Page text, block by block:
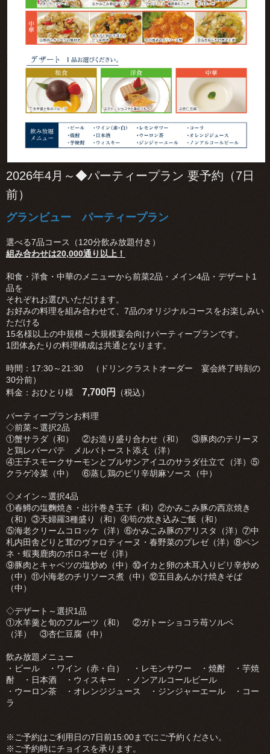
2026年4月～◆パーティープラン 要予約（7日
前）
グランビュー パーティープラン
選べる7品コース（120分飲み放題付き）
組み合わせは20,000通り以上！
和食・洋食・中華のメニューから前菜2品・メイン4品・デザート1
品を
それぞれお選びいただけます。
お好みの料理を組み合わせて、7品のオリジナルコースをお楽しみい
ただける
15名様以上の中規模～大規模宴会向けパーティープランです。
1団体あたりの料理構成は共通となります。
時間：17:30～21:30 （ドリンクラストオーダー 宴会終了時刻の
30分前）
料金：おひとり様 7,700円 （税込）
パーティープランお料理
◇前菜～選択2品
①蟹サラダ（和） ②お造り盛り合わせ（和） ③豚肉のテリーヌ
と鶏レバーパテ メルバトースト添え（洋）
④王子スモークサーモンとブルサンアイユのサラダ仕立て（洋）⑤
クラゲ冷菜（中） ⑥蒸し鶏のピリ辛胡麻ソース（中）
◇メイン～選択4品
①春鱒の塩麴焼き・出汁巻き玉子（和）②かみこみ豚の西京焼き
（和）③天婦羅3種盛り（和）④筍の炊き込みご飯（和）
⑤海老クリームコロッケ（洋）⑥かみこみ豚のアリスタ（洋）⑦中
札内田舎どりと茸のヴァロティーヌ・春野菜のプレゼ（洋）⑧ペン
ネ・蝦夷鹿肉のボロネーゼ（洋）
⑨豚肉とキャベツの塩炒め（中）⑩イカと卵の木耳入りピリ辛炒め
（中）⑪小海老のチリソース煮（中）⑫五目あんかけ焼きそば
（中）
◇デザート～選択1品
①水羊羹と旬のフルーツ（和） ②ガトーショコラ苺ソルベ
（洋） ③杏仁豆腐（中）
飲み放題メニュー
・ビール ・ワイン（赤・白） ・レモンサワー ・焼酎 ・芋焼
酎 ・日本酒 ・ウィスキー ・ノンアルコールビール
・ウーロン茶 ・オレンジジュース ・ジンジャーエール ・コー
ラ
※ご予約はご利用日の7日前15:00までにご予約ください。
※ご予約時にチョイスを承ります。